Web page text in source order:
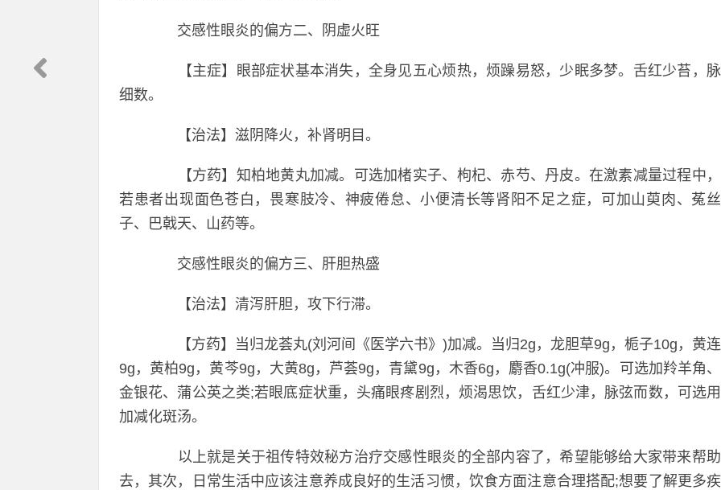
交感性眼炎的偏方二、阴虚火旺
【主症】眼部症状基本消失，全身见五心烦热，烦躁易怒，少眠多梦。舌红少苔，脉
细数。
【治法】滋阴降火，补肾明目。
【方药】知柏地黄丸加减。可选加楮实子、枸杞、赤芍、丹皮。在激素减量过程中，
若患者出现面色苍白，畏寒肢冷、神疲倦怠、小便清长等肾阳不足之症，可加山萸肉、菟丝
子、巴戟天、山药等。
交感性眼炎的偏方三、肝胆热盛
【治法】清泻肝胆，攻下行滞。
【方药】当归龙荟丸(刘河间《医学六书》)加减。当归2g，龙胆草9g，栀子10g，黄连
9g，黄柏9g，黄芩9g，大黄8g，芦荟9g，青黛9g，木香6g，麝香0.1g(冲服)。可选加羚羊角、
金银花、蒲公英之类;若眼底症状重，头痛眼疼剧烈，烦渴思饮，舌红少津，脉弦而数，可选用
加减化斑汤。
以上就是关于祖传特效秘方治疗交感性眼炎的全部内容了，希望能够给大家带来帮助
去，其次，日常生活中应该注意养成良好的生活习惯，饮食方面注意合理搭配;想要了解更多疾